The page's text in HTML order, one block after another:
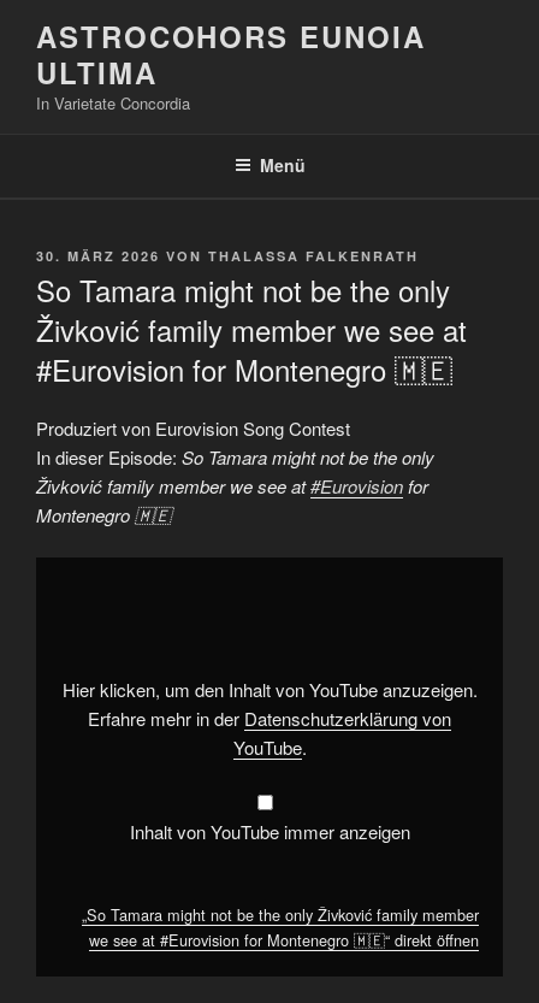
Inhalt
springen
ASTROCOHORS EUNOIA
ULTIMA
In Varietate Concordia
Menü
VERÖFFENTLICHT
30. MÄRZ 2026 VON THALASSA FALKENRATH
So Tamara might not be the only
Živković family member we see at
#Eurovision for Montenegro 🇲🇪
Produziert von Eurovision Song Contest
In dieser Episode: So Tamara might not be the only
Živković family member we see at#Eurovisionfor
Montenegro 🇲🇪
„So
Živković
family
member
Hier klicken, um den Inhalt von YouTube anzuzeigen.
Erfahre mehr in der Datenschutzerklärung von
YouTube.
Inhalt von YouTube immer anzeigen
„So Tamara might not be the only Živković family member
we see at #Eurovision for Montenegro 🇲🇪“ direkt öffnen